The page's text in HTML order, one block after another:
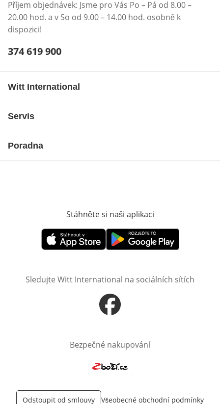
Příjem objednávek: Jsme pro Vás Po – Pá od 8.00 –
20.00 hod. a v So od 9.00 – 14.00 hod. osobně k
dispozici!
Telefonní číslo:
374 619 900
Witt International
Servis
Poradna
Stáhněte si naši aplikaci
Otevře v novém okněOtevře v novém okně
Sledujte Witt International na sociálních sítích
Otevře v novém okně
Bezpečné nakupování
Odstoupit od smlouvy
Všeobecné obchodní podmínky